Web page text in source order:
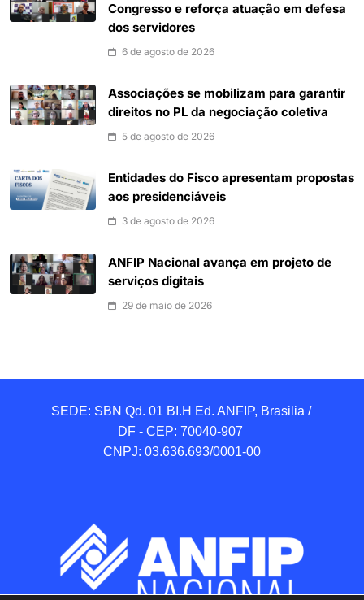
Congresso e reforça atuação em defesa
dos servidores
6 de agosto de 2026
Associações se mobilizam para garantir
direitos no PL da negociação coletiva
5 de agosto de 2026
Entidades do Fisco apresentam propostas
aos presidenciáveis
3 de agosto de 2026
ANFIP Nacional avança em projeto de
serviços digitais
29 de maio de 2026
SEDE: SBN Qd. 01 BI.H Ed. ANFIP, Brasilia /
DF - CEP: 70040-907
CNPJ: 03.636.693/0001-00